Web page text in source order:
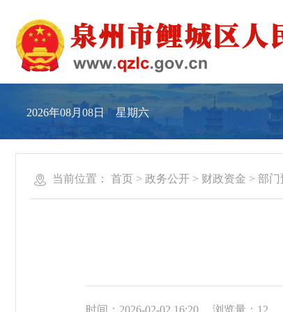
2026年08月08日 星期六
当前位置： 首页 > 政务公开 > 财政资金 > 部门
时间：2026-02-02 16:20 浏览量： 12